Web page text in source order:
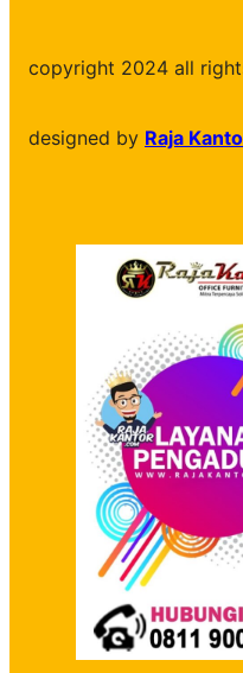
copyright 2024 all
designed by Raja